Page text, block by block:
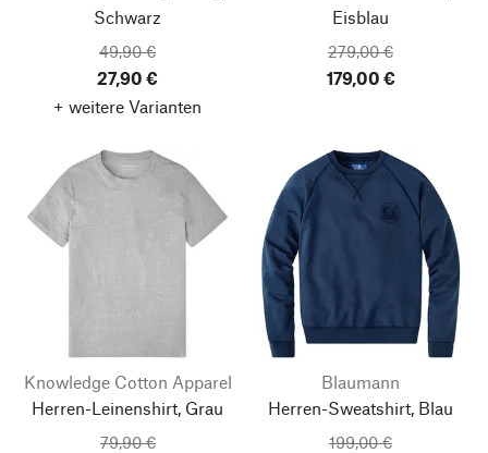
Schwarz
49,90 €
27,90 €
+ weitere Varianten
Eisblau
279,00 €
179,00 €
Knowledge Cotton Apparel
Herren-Leinenshirt, Grau
79,90 €
Blaumann
Herren-Sweatshirt, Blau
199,00 €